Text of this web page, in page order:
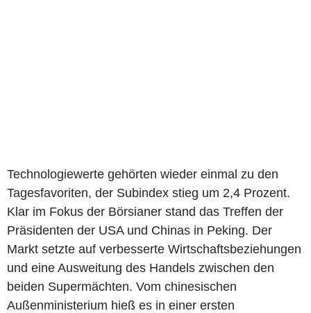
Technologiewerte gehörten wieder einmal zu den
Tagesfavoriten, der Subindex stieg um 2,4 Prozent.
Klar im Fokus der Börsianer stand das Treffen der
Präsidenten der USA und Chinas in Peking. Der
Markt setzte auf verbesserte Wirtschaftsbeziehungen
und eine Ausweitung des Handels zwischen den
beiden Supermächten. Vom chinesischen
Außenministerium hieß es in einer ersten